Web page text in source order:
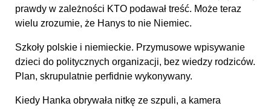
prawdy w zależności KTO podawał treść. Może teraz
wielu zrozumie, że Hanys to nie Niemiec.
Szkoły polskie i niemieckie. Przymusowe wpisywanie
dzieci do politycznych organizacji, bez wiedzy rodziców.
Plan, skrupulatnie perfidnie wykonywany.
Kiedy Hanka obrywała nitkę ze szpuli, a kamera